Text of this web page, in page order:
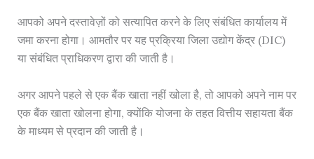
आपको अपने दस्तावेज़ों को सत्यापित करने के लिए संबंधित कार्यालय में
जमा करना होगा। आमतौर पर यह प्रक्रिया जिला उद्योग केंद्र (DIC)
या संबंधित प्राधिकरण द्वारा की जाती है।
अगर आपने पहले से एक बैंक खाता नहीं खोला है, तो आपको अपने नाम पर
एक बैंक खाता खोलना होगा, क्योंकि योजना के तहत वित्तीय सहायता बैंक
के माध्यम से प्रदान की जाती है।